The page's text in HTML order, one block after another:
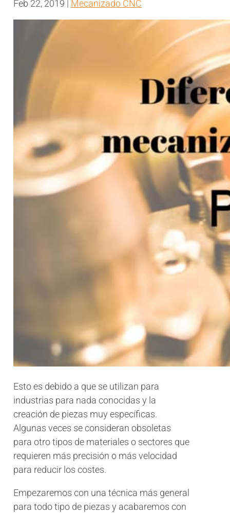
Feb 22, 2019 | Mecanizado CNC
Esto es debido a que se utilizan para
industrias para nada conocidas y la
creación de piezas muy específicas.
Algunas veces se consideran obsoletas
para otro tipos de materiales o sectores que
requieren más precisión o más velocidad
para reducir los costes.
Empezaremos con una técnica más general
para todo tipo de piezas y acabaremos con